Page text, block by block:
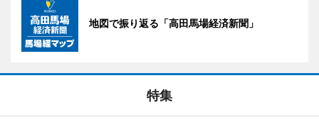
地図で振り返る「高田馬場経済新聞」
特集